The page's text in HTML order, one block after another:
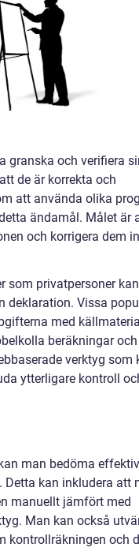
granska och verifiera
de är korrekta och
att använda olika
ändamål. Målet är
och korrigera dem
som privatpersoner kan
deklaration. Vissa
med
beräkningar
verktyg som
ytterligare kontroll
man bedöma
Detta kan inkludera att
manuellt jämfört med
Man kan också
kontrollräkningen och